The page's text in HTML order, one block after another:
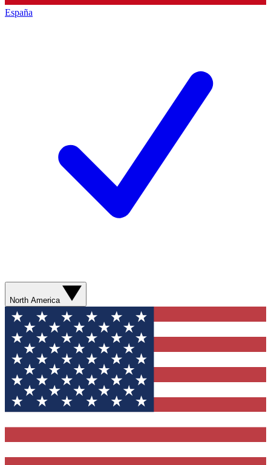
España
North America